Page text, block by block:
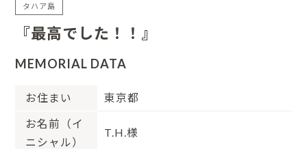
タハア島
『最高でした！！』
MEMORIAL DATA
お住まい 東京都
お名前（イ
ニシャル）
T.H.様